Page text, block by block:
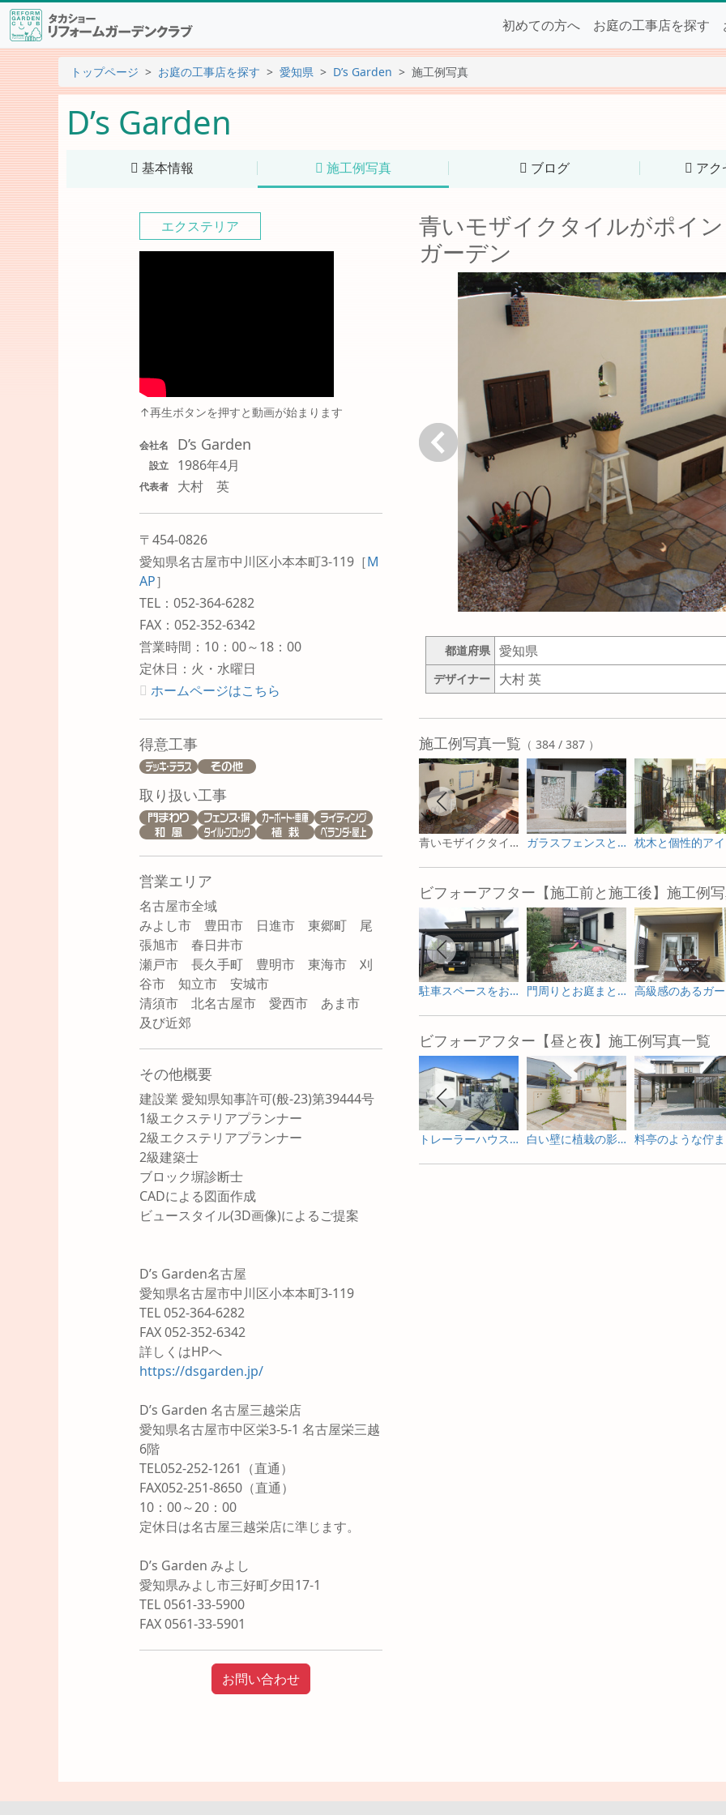
初めての方へ お庭の工事店を探す
トップページ お庭の工事店を探す 愛知県 D’s Garden 施工例写真
D’s Garden
基本情報 施工例写真 ブログ アク
エクステリア
↑再生ボタンを押すと動画が始まります
会社名 D’s Garden
設立 1986年4月
代表者 大村 英
〒454-0826
愛知県名古屋市中川区小本本町3-119 ［M
AP］
TEL：052-364-6282
FAX：052-352-6342
営業時間：10：00～18：00
定休日：火・水曜日
ホームページはこちら
得意工事
取り扱い工事
営業エリア
名古屋市全域
みよし市 豊田市 日進市 東郷町 尾
張旭市 春日井市
瀬戸市 長久手町 豊明市 東海市 刈
谷市 知立市 安城市
清須市 北名古屋市 愛西市 あま市
及び近郊
その他概要
建設業 愛知県知事許可(般-23)第39444号
1級エクステリアプランナー
2級エクステリアプランナー
2級建築士
ブロック塀診断士
CADによる図面作成
ビュースタイル(3D画像)によるご提案
D’s Garden名古屋
愛知県名古屋市中川区小本本町3-119
TEL 052-364-6282
FAX 052-352-6342
詳しくはHPへ
https://dsgarden.jp/
D’s Garden 名古屋三越栄店
愛知県名古屋市中区栄3-5-1 名古屋栄三越
6階
TEL052-252-1261（直通）
FAX052-251-8650（直通）
10：00～20：00
定休日は名古屋三越栄店に準じます。
D’s Garden みよし
愛知県みよし市三好町夕田17-1
TEL 0561-33-5900
FAX 0561-33-5901
お問い合わせ
青いモザイクタイルがポイ
ガーデン
都道府県 愛知県
デザイナー 大村 英
施工例写真一覧 （ 384 / 387 ）
青いモザイクタイルがポイントのプライベートガーデン ガラスフェンスとモザイクタイルをアクセントに用いた門まわり
ビフォーアフター【施工前と施工後】施工例
駐車スペースをお庭へ ガーデニングを楽しむためのリフォーム 門周りとお庭まとめて一新した外構リフォーム
ビフォーアフター【昼と夜】施工例写真一覧
トレーラーハウスの新築外構とガーデンデザイン 白い壁に植栽の影が揺れる新築外構